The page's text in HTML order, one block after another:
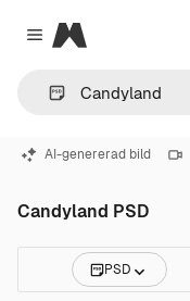
Close menu
Magnific
AI-genererad bild
Candyland PSD
PSD